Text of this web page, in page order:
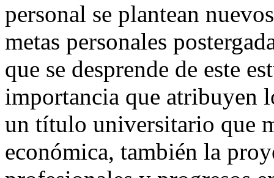
personal se plantean
metas personales
que se desprende de este
importancia que atribuyen
un título universitario que
económica, también la